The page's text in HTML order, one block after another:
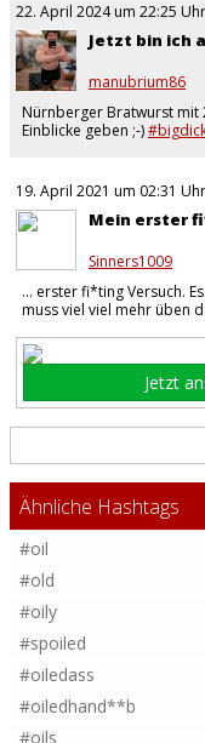
22. April 2024 um 22:25 Uhr
Jetzt bin ich
manubrium86
Nürnberger Bratwurst mit
Einblicke geben ;-)
19. April 2021 um 02:31 Uhr
Mein erster
Sinners1009
… erster fi*ting Versuch.
muss viel viel mehr üben
Jetzt
Ähnliche Hashtags
#oil
#old
#oily
#spoiled
#oiledass
#oiledhand**b
#oils